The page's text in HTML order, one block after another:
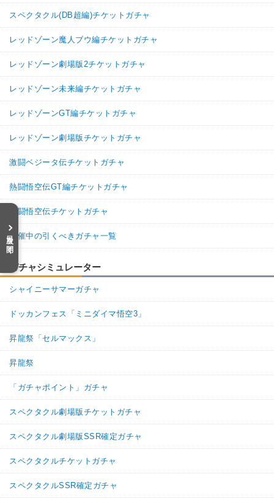
目次を開く
スペクタクル(DB超編)チケットガチャ
レッドゾーン魔人ブウ編チケットガチャ
レッドゾーン劇場版2チケットガチャ
レッドゾーン未来編チケットガチャ
レッドゾーンGT編チケットガチャ
レッドゾーン劇場版チケットガチャ
激闘ベジータ伝チケットガチャ
熱闘悟空伝GT編チケットガチャ
熱闘悟空伝チケットガチャ
開催中の引くべきガチャ一覧
ガチャシミュレーター
シャイニーサマーガチャ
ドッカンフェス「ミニダイマ悟空3」
昇龍祭「セルマックス」
昇龍祭
「ガチャポイント」ガチャ
スペクタクル劇場版チケットガチャ
スペクタクル劇場版SSR確定ガチャ
スペクタクルチケットガチャ
スペクタクルSSR確定ガチャ